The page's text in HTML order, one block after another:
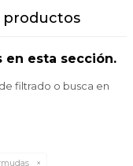
productos
en esta sección.
filtrado o busca en